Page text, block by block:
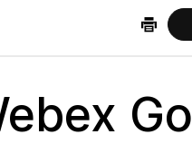
Go